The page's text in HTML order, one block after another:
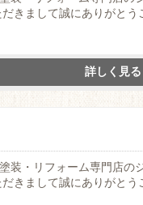
きまして誠にありがと
詳しく見る
装・リフォーム専門店の
きまして誠にありがと